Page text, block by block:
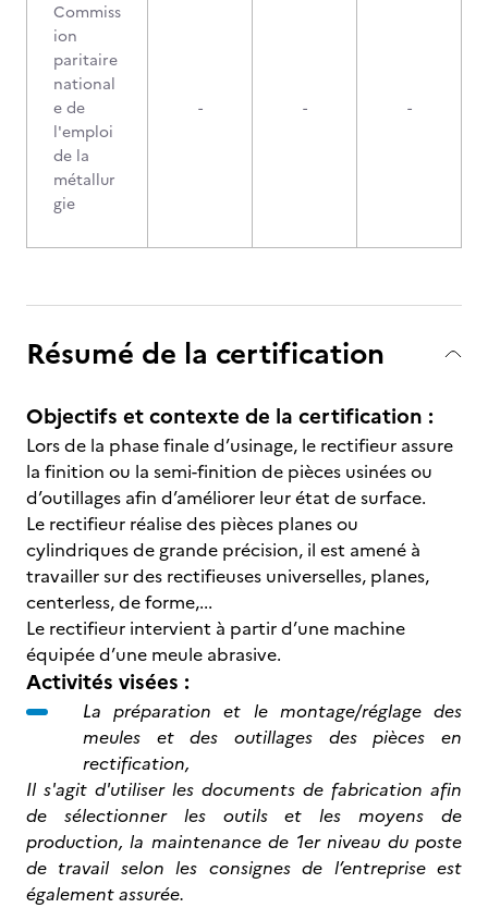
Commiss
ion
paritaire
national
e de
l'emploi
de la
métallur
gie
- - -
Résumé de la certification
Objectifs et contexte de la certification :
Lors de la phase finale d’usinage, le rectifieur assure
la finition ou la semi-finition de pièces usinées ou
d’outillages afin d’améliorer leur état de surface.
Le rectifieur réalise des pièces planes ou
cylindriques de grande précision, il est amené à
travailler sur des rectifieuses universelles, planes,
centerless, de forme,...
Le rectifieur intervient à partir d’une machine
équipée d’une meule abrasive.
Activités visées :
La préparation et le montage/réglage des
meules et des outillages des pièces en
rectification,
Il s'agit d'utiliser les documents de fabrication afin
de sélectionner les outils et les moyens de
production, la maintenance de 1er niveau du poste
de travail selon les consignes de l’entreprise est
également assurée.